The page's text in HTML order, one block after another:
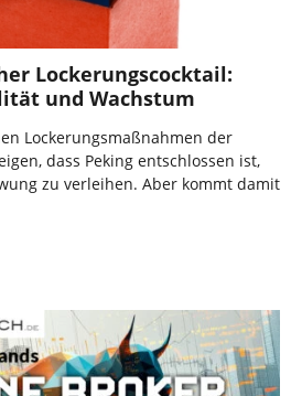
Lockerungscocktail:
und Wachstum
Lockerungsmaßnahmen der
dass Peking entschlossen ist,
zu verleihen. Aber kommt damit